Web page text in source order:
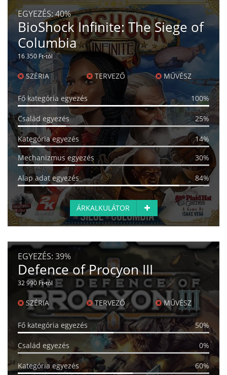
EGYEZÉS:40%
BioShock Infinite: The Siege of
Columbia
16 350 Ft-tól
SZÉRIA TERVEZŐ MŰVÉSZ
Fő kategória egyezés 100%
Család egyezés 25%
Kategória egyezés
14%
Mechanizmus egyezés
30%
Alap adat egyezés 84%
ÁRKALKULÁTOR
EGYEZÉS: 39%
Defence of Procyon III
32 990 Ft-tól
SZÉRIA TERVEZŐ MŰVÉSZ
Fő kategória egyezés 50%
Család egyezés 0%
Kategória egyezés 60%